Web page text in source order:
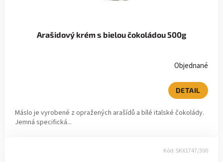
Arašidový krém s bielou čokoládou 500g
Objednané
DETAIL
Máslo je vyrobené z opražených arašídů a bílé italské čokolády.
Jemná specifická...
Kód: SKX1747/300